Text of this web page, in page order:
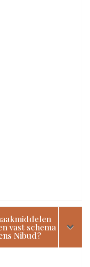
vast schema
Nibud?